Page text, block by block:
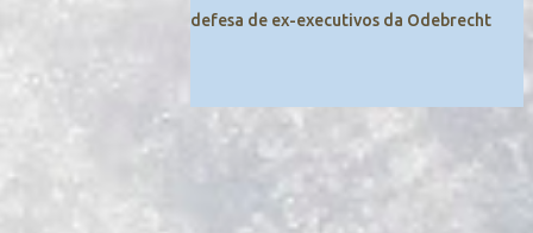
defesa de ex-executivos da Odebrecht